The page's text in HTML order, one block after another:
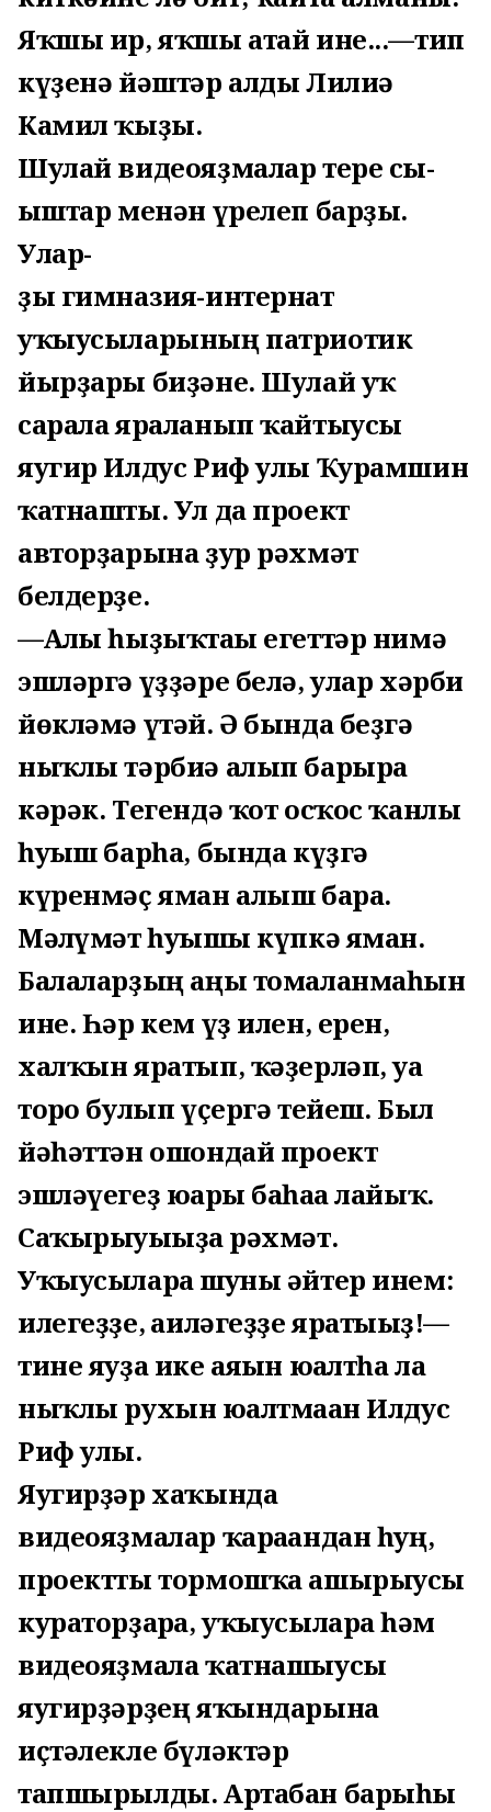
Яҡшы ир, яҡшы атай ине...—тип
күҙенә йәштәр алды Лилиә
Камил ҡыҙы.
Шулай видеояҙмалар тере сы-
ғыштар менән үрелеп барҙы.
Улар-
ҙы гимназия-интернат
уҡыусыларының патриотик
йырҙары биҙәне. Шулай уҡ
сарала яраланып ҡайтыусы
яугир Илдус Риф улы Ҡурамшин
ҡатнашты. Ул да проект
авторҙарына ҙур рәхмәт
белдерҙе.
—Алғы һыҙыҡтағы егеттәр нимә
эшләргә үҙҙәре белә, улар хәрби
йөкләмә үтәй. Ә бында беҙгә
ныҡлы тәрбиә алып барырға
кәрәк. Тегендә ҡот осҡос ҡанлы
һуғыш барһа, бында күҙгә
күренмәҫ яман алыш бара.
Мәғлүмәт һуғышы күпкә яман.
Балаларҙың аңы томаланмаһын
ине. Һәр кем үҙ илен, ерен,
халҡын яратып, ҡәҙерләп, уға
тоғро булып үҫергә тейеш. Был
йәһәттән ошондай проект
эшләүегеҙ юғары баһаға лайыҡ.
Саҡырыуығыҙға рәхмәт.
Уҡыусыларға шуны әйтер инем:
илегеҙҙе, ғаиләгеҙҙе яратығыҙ!—
тине яуҙа ике аяғын юғалтһа ла
ныҡлы рухын юғалтмаған Илдус
Риф улы.
Яугирҙәр хаҡында
видеояҙмалар ҡарағандан һуң,
проектты тормошҡа ашырыусы
кураторҙарға, уҡыусыларға һәм
видеояҙмала ҡатнашыусы
яугирҙәрҙең яҡындарына
иҫтәлекле бүләктәр
тапшырылды. Артабан барыһы